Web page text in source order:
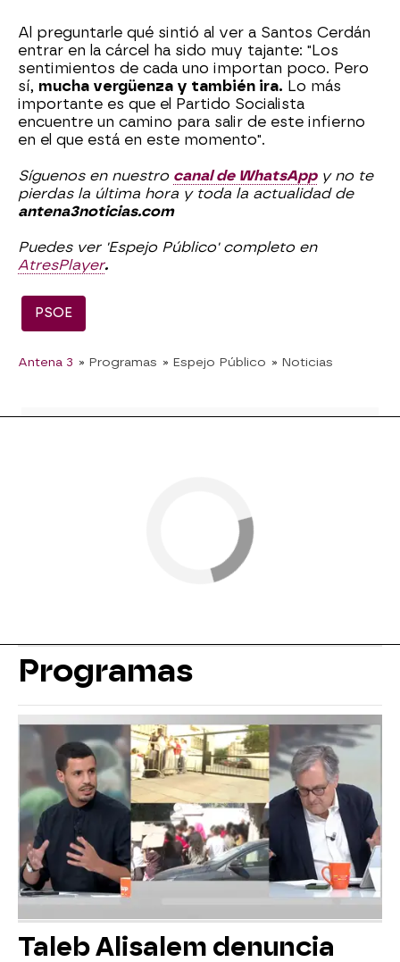
Al preguntarle qué sintió al ver a Santos Cerdán
entrar en la cárcel ha sido muy tajante: "Los
sentimientos de cada uno importan poco. Pero
sí, mucha vergüenza y también ira. Lo más
importante es que el Partido Socialista
encuentre un camino para salir de este infierno
en el que está en este momento".
Síguenos en nuestro canal de WhatsAppy no te
pierdas la última hora y toda la actualidad de
antena3noticias.com
Puedes ver 'Espejo Público' completo en
AtresPlayer.
PSOE
Antena 3 » Programas » Espejo Público » Noticias
Programas
Taleb Alisalem denuncia